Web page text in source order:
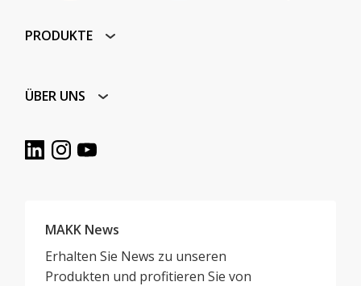
PRODUKTE
ÜBER UNS
MAKK News
Erhalten Sie News zu unseren
Produkten und profitieren Sie von